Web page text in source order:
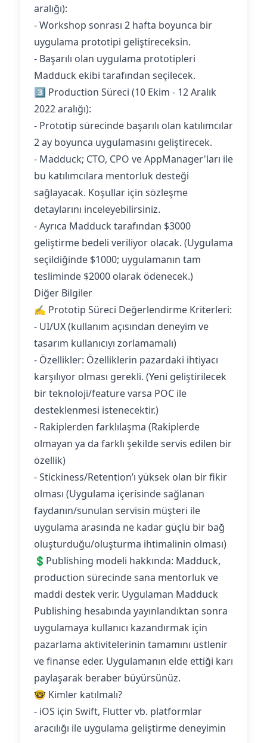
aralığı):
- Workshop sonrası 2 hafta boyunca bir
uygulama prototipi geliştireceksin.
- Başarılı olan uygulama prototipleri
Madduck ekibi tarafından seçilecek.
3️⃣ Production Süreci (10 Ekim - 12 Aralık
2022 aralığı):
- Prototip sürecinde başarılı olan katılımcılar
2 ay boyunca uygulamasını geliştirecek.
- Madduck; CTO, CPO ve AppManager'ları ile
bu katılımcılara mentorluk desteği
sağlayacak. Koşullar için sözleşme
detaylarını inceleyebilirsiniz.
- Ayrıca Madduck tarafından $3000
geliştirme bedeli veriliyor olacak. (Uygulama
seçildiğinde $1000; uygulamanın tam
tesliminde $2000 olarak ödenecek.)
Diğer Bilgiler
✍️ Prototip Süreci Değerlendirme Kriterleri:
- UI/UX (kullanım açısından deneyim ve
tasarım kullanıcıyı zorlamamalı)
- Özellikler: Özelliklerin pazardaki ihtiyacı
karşılıyor olması gerekli. (Yeni geliştirilecek
bir teknoloji/feature varsa POC ile
desteklenmesi istenecektir.)
- Rakiplerden farklılaşma (Rakiplerde
olmayan ya da farklı şekilde servis edilen bir
özellik)
- Stickiness/Retention’ı yüksek olan bir fikir
olması (Uygulama içerisinde sağlanan
faydanın/sunulan servisin müşteri ile
uygulama arasında ne kadar güçlü bir bağ
oluşturduğu/oluşturma ihtimalinin olması)
💲Publishing modeli hakkında: Madduck,
production sürecinde sana mentorluk ve
maddi destek verir. Uygulaman Madduck
Publishing hesabında yayınlandıktan sonra
uygulamaya kullanıcı kazandırmak için
pazarlama aktivitelerinin tamamını üstlenir
ve finanse eder. Uygulamanın elde ettiği karı
paylaşarak beraber büyürsünüz.
🤓 Kimler katılmalı?
- iOS için Swift, Flutter vb. platformlar
aracılığı ile uygulama geliştirme deneyimin